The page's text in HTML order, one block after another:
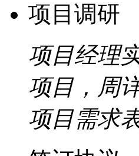
项目调研
项目经理
项目，周
项目需求